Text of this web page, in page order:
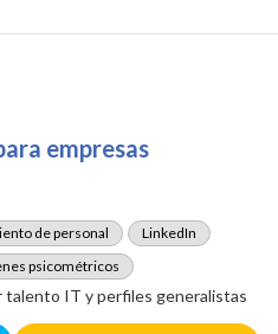
empresas
de personal
LinkedIn
psicométricos
talento IT y perfiles generalistas